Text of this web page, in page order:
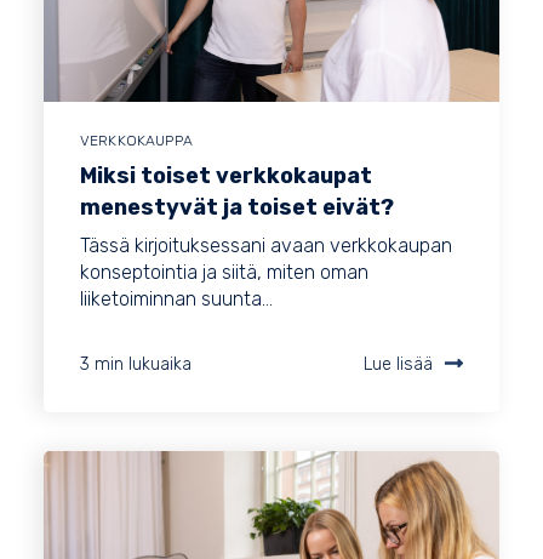
VERKKOKAUPPA
Miksi toiset verkkokaupat
menestyvät ja toiset eivät?
Tässä kirjoituksessani avaan verkkokaupan
konseptointia ja siitä, miten oman
liiketoiminnan suunta...
3 min lukuaika Lue lisää